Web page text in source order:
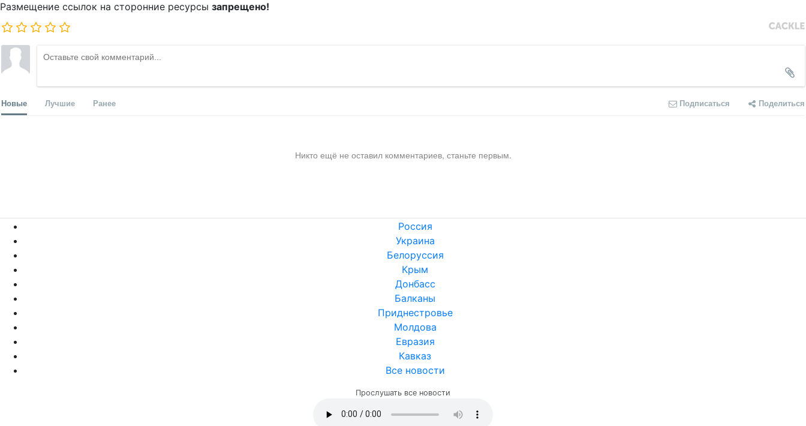
Размещение ссылок на сторонние ресурсы запрещено!
Новые Лучшие Ранее Подписаться Поделиться
Никто ещё не оставил комментариев, станьте первым.
Россия
Украина
Белоруссия
Крым
Донбасс
Балканы
Приднестровье
Молдова
Евразия
Кавказ
Все новости
Прослушать все новости